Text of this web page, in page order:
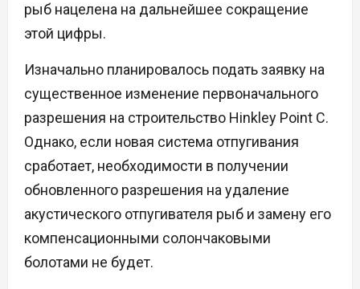
рыб нацелена на дальнейшее сокращение
этой цифры.
Изначально планировалось подать заявку на
существенное изменение первоначального
разрешения на строительство Hinkley Point C.
Однако, если новая система отпугивания
сработает, необходимости в получении
обновленного разрешения на удаление
акустического отпугивателя рыб и замену его
компенсационными солончаковыми
болотами не будет.